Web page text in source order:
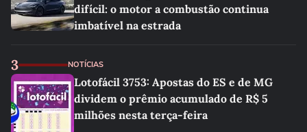
difícil: o motor a combustão continua
imbatível na estrada
3 NOTÍCIAS
Lotofácil 3753: Apostas do ES e de MG
dividem o prêmio acumulado de R$ 5
milhões nesta terça-feira